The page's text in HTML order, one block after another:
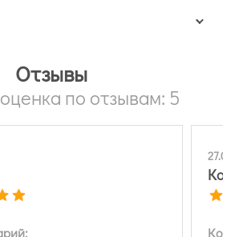
Отзывы
по отзывам: 5